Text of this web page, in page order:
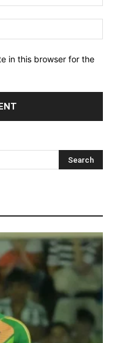
in this browser for the